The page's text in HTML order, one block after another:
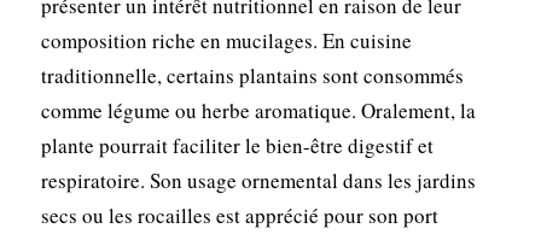
composition riche en mucilages. En cuisine
traditionnelle, certains plantains sont consommés
comme légume ou herbe aromatique. Oralement, la
plante pourrait faciliter le bien-être digestif et
respiratoire. Son usage ornemental dans les jardins
secs ou les rocailles est apprécié pour son port